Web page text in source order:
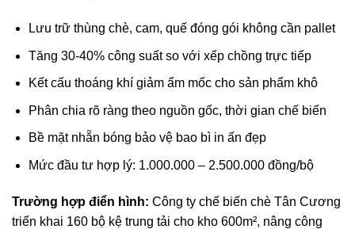
Lưu trữ thùng chè, cam, quế đóng gói không cần pallet
Tăng 30-40% công suất so với xếp chồng trực tiếp
Kết cấu thoáng khí giảm ẩm mốc cho sản phẩm khô
Phân chia rõ ràng theo nguồn gốc, thời gian chế biến
Bề mặt nhẵn bóng bảo vệ bao bì in ấn đẹp
Mức đầu tư hợp lý: 1.000.000 – 2.500.000 đồng/bộ
Trường hợp điển hình: Công ty chế biến chè Tân Cương
triển khai 160 bộ kệ trung tải cho kho 600m², nâng công